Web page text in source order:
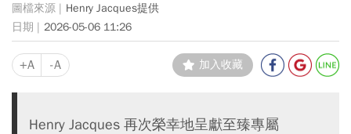
Henry Jacques提供
2026-05-06 11:26
+A -A 加入收藏
Henry Jacques 再次榮幸地呈獻至臻專屬